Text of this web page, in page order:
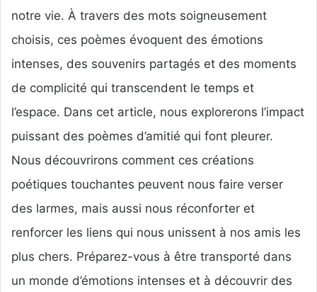
notre vie. À travers des mots soigneusement
choisis, ces poèmes évoquent des émotions
intenses, des souvenirs partagés et des moments
de complicité qui transcendent le temps et
l’espace. Dans cet article, nous explorerons l’impact
puissant des poèmes d’amitié qui font pleurer.
Nous découvrirons comment ces créations
poétiques touchantes peuvent nous faire verser
des larmes, mais aussi nous réconforter et
renforcer les liens qui nous unissent à nos amis les
plus chers. Préparez-vous à être transporté dans
un monde d’émotions intenses et à découvrir des